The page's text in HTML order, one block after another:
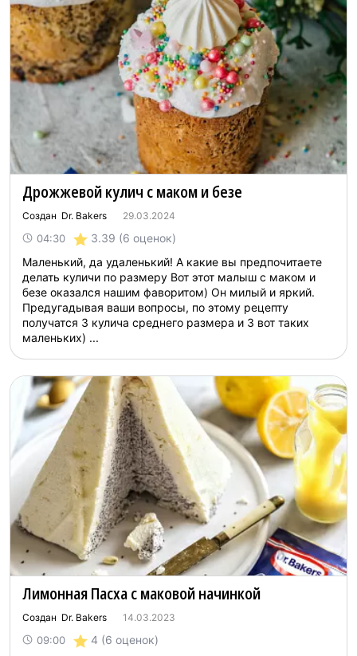
Дрожжевой кулич с маком и безе
Создан Dr. Bakers 29.03.2024
04:30 3.39 (6 оценок)
Маленький, да удаленький! А какие вы предпочитаете
делать куличи по размеру Вот этот малыш с маком и
безе оказался нашим фаворитом) Он милый и яркий.
Предугадывая ваши вопросы, по этому рецепту
получатся 3 кулича среднего размера и 3 вот таких
маленьких) ...
Лимонная Пасха с маковой начинкой
Создан Dr. Bakers 14.03.2023
09:00 4 (6 оценок)